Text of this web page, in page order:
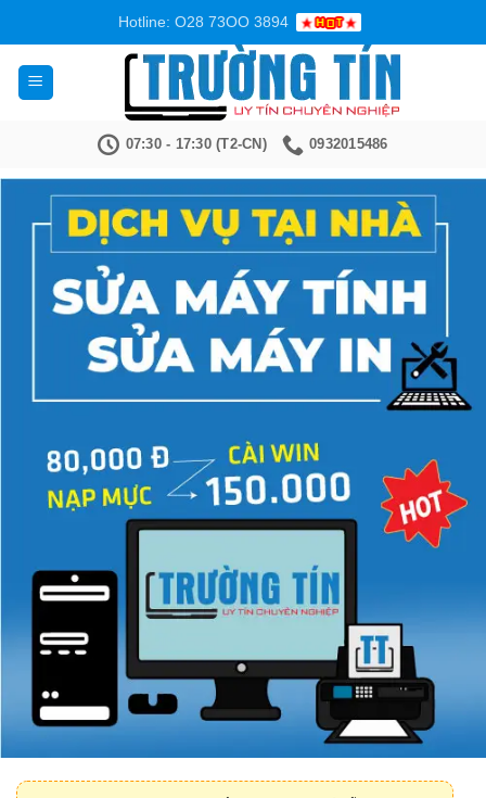
nội
dung
Hotline: O28 73OO 3894
07:30 - 17:30 (T2-CN) 0932015486